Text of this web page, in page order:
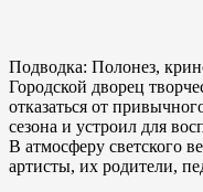
Подводка: Полонез,
Городской дворец
отказаться от
сезона и устроил для
В атмосферу светского
артисты, их родители,